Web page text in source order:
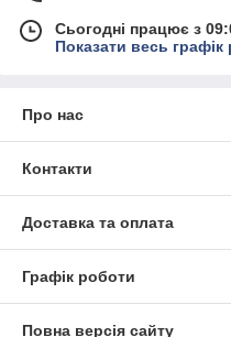
Сьогодні працює з
Показати весь графік
Про нас
Контакти
Доставка та оплата
Графік роботи
Повна версія сайту